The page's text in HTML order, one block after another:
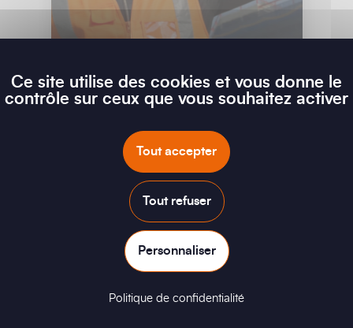
travail
Comprendre le stress thermique et ses
correspond à la contrainte que subit...
Ce site utilise des cookies et vous donne le
contrôle sur ceux que vous souhaitez activer
Tout accepter
Tout refuser
Personnaliser
Politique de confidentialité